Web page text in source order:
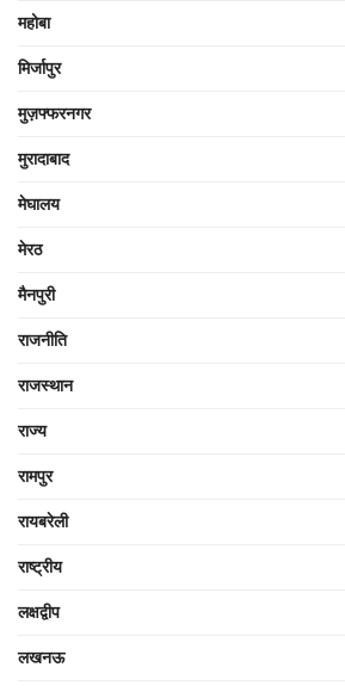
महोबा
मिर्जापुर
मुज़फ्फरनगर
मुरादाबाद
मेघालय
मेरठ
मैनपुरी
राजनीति
राजस्थान
राज्य
रामपुर
रायबरेली
राष्ट्रीय
लक्षद्वीप
लखनऊ